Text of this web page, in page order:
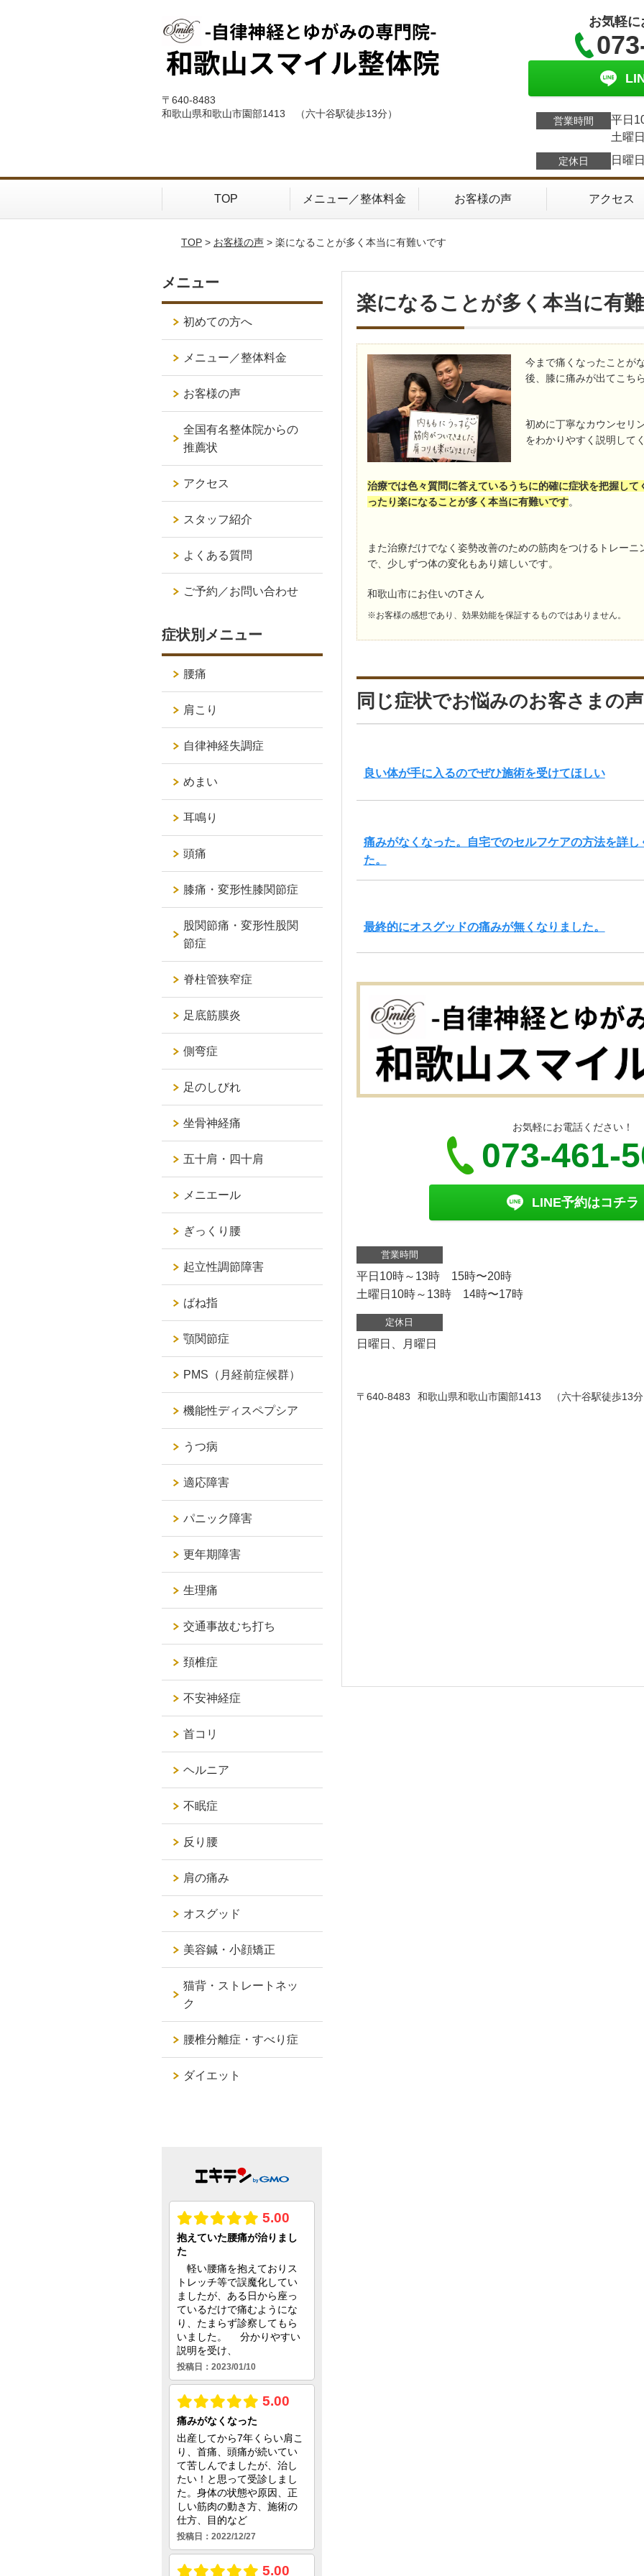
〒640-8483
和歌山県和歌山市園部1413 （六十谷駅徒歩13分）
お気軽
営業時間
平日
土曜
定休日 日曜
TOP メニュー／整体料金 お客様の声 アクセス
TOP> お客様の声> 楽になることが多く本当に有難いです
楽になることが多く本当に有
今まで痛くなったことが
後、膝に痛みが出てこち
初めに丁寧なカウンセリ
をわかりやすく説明して
治療では色々質問に答えているうちに的確に症状を把握して
ったり楽になることが多く本当に有難いです。
また治療だけでなく姿勢改善のための筋肉をつけるトレー
で、少しずつ体の変化もあり嬉しいです。
和歌山市にお住いのTさん
※お客様の感想であり、効果効能を保証するものではありません。
同じ症状でお悩みのお客さまの声
良い体が手に入るのでぜひ施術を受けてほしい
痛みがなくなった。自宅でのセルフケアの方法を詳し
た。
最終的にオスグッドの痛みが無くなりました。
お気軽にお電話ください！
073-461-
LINE予約はコチラ
営業時間
平日10時～13時 15時〜20時
土曜日10時～13時 14時〜17時
定休日
日曜日、月曜日
〒640-8483 和歌山県和歌山市園部1413 （六十谷駅徒歩13
メニュー
初めての方へ
メニュー／整体料金
お客様の声
全国有名整体院からの
推薦状
アクセス
スタッフ紹介
よくある質問
ご予約／お問い合わせ
症状別メニュー
腰痛
肩こり
自律神経失調症
めまい
耳鳴り
頭痛
膝痛・変形性膝関節症
股関節痛・変形性股関
節症
脊柱管狭窄症
足底筋膜炎
側弯症
足のしびれ
坐骨神経痛
五十肩・四十肩
メニエール
ぎっくり腰
起立性調節障害
ばね指
顎関節症
PMS（月経前症候群）
機能性ディスペプシア
うつ病
適応障害
パニック障害
更年期障害
生理痛
交通事故むち打ち
頚椎症
不安神経症
首コリ
ヘルニア
不眠症
反り腰
肩の痛み
オスグッド
美容鍼・小顔矯正
猫背・ストレートネッ
ク
腰椎分離症・すべり症
ダイエット